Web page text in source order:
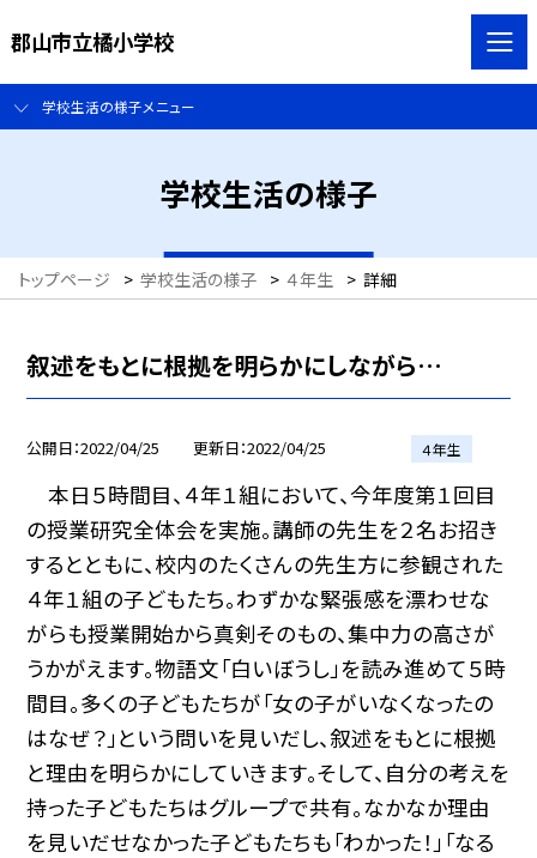
郡山市立橘小学校
学校生活の様子メニュー
学校生活の様子
トップページ > 学校生活の様子 > ４年生 > 詳細
叙述をもとに根拠を明らかにしながら…
公開日 2022/04/25 更新日 2022/04/25 ４年生
本日５時間目、４年１組において、今年度第１回目
の授業研究全体会を実施。講師の先生を２名お招き
するとともに、校内のたくさんの先生方に参観された
４年１組の子どもたち。わずかな緊張感を漂わせな
がらも授業開始から真剣そのもの、集中力の高さが
うかがえます。物語文「白いぼうし」を読み進めて５時
間目。多くの子どもたちが「女の子がいなくなったの
はなぜ？」という問いを見いだし、叙述をもとに根拠
と理由を明らかにしていきます。そして、自分の考えを
持った子どもたちはグループで共有。なかなか理由
を見いだせなかった子どもたちも「わかった！」「なる